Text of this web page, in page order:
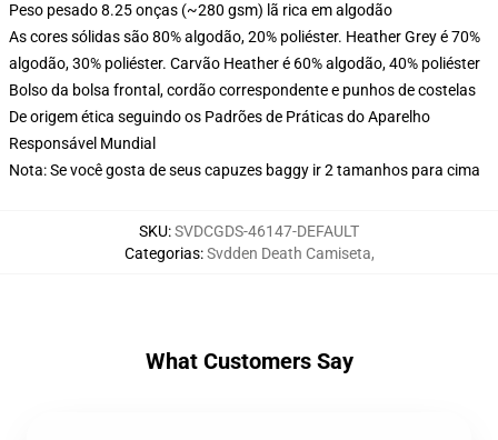
Peso pesado 8.25 onças (~280 gsm) lã rica em algodão
As cores sólidas são 80% algodão, 20% poliéster. Heather Grey é 70%
algodão, 30% poliéster. Carvão Heather é 60% algodão, 40% poliéster
Bolso da bolsa frontal, cordão correspondente e punhos de costelas
De origem ética seguindo os Padrões de Práticas do Aparelho
Responsável Mundial
Nota: Se você gosta de seus capuzes baggy ir 2 tamanhos para cima
SKU:SVDCGDS-46147-DEFAULT
Categorias:Svdden Death Camiseta,
What Customers Say